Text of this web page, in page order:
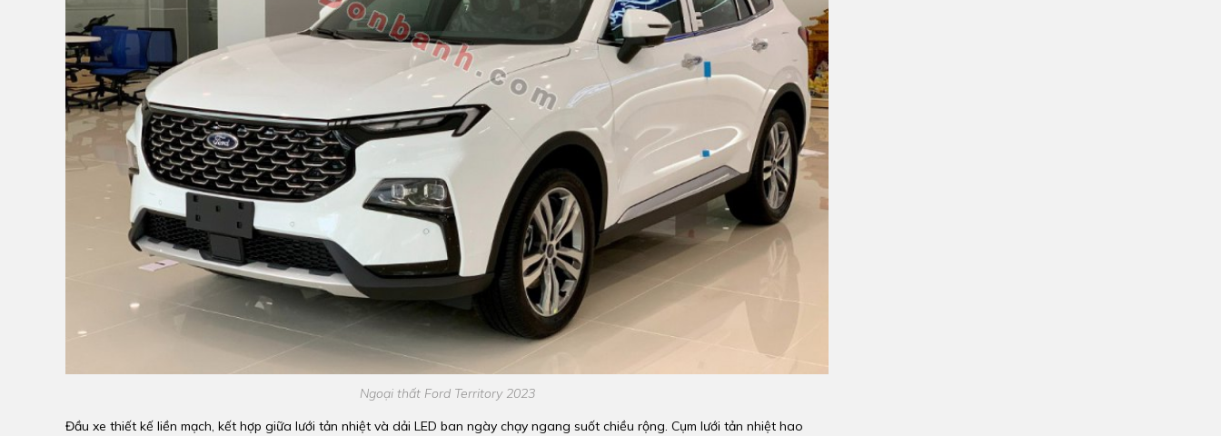
Ngoại thất Ford Territory 2023
Đầu xe thiết kế liền mạch, kết hợp giữa lưới tản nhiệt và dải LED ban ngày chạy ngang suốt chiều rộng. Cụm lưới tản nhiệt hao